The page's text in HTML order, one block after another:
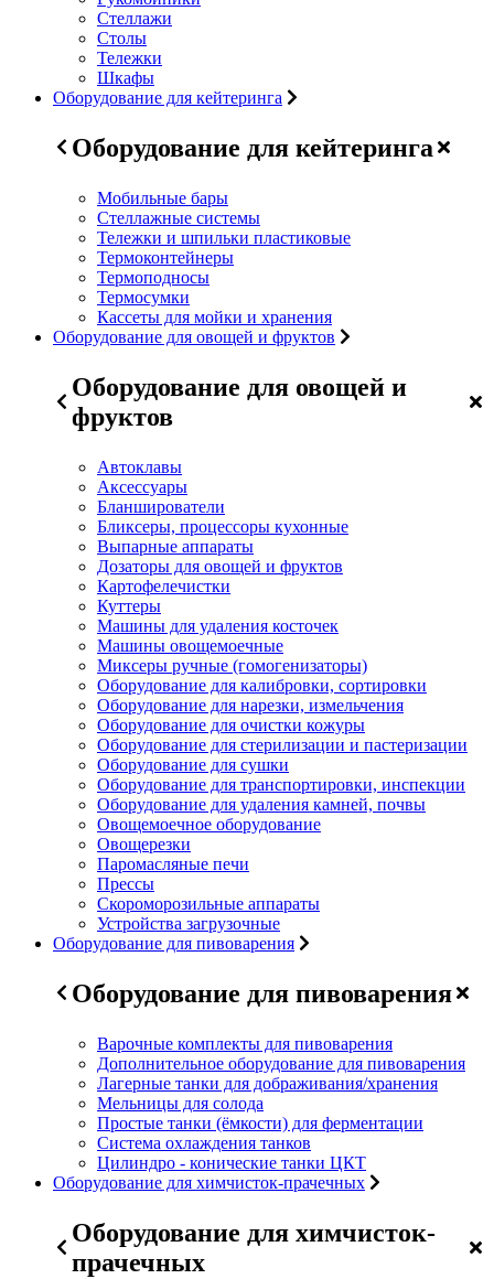
Стеллажи
Столы
Тележки
Шкафы
Оборудование для кейтеринга
Оборудование для кейтеринга
Мобильные бары
Стеллажные системы
Тележки и шпильки пластиковые
Термоконтейнеры
Термоподносы
Термосумки
Кассеты для мойки и хранения
Оборудование для овощей и фруктов
Оборудование для овощей и
фруктов
Автоклавы
Аксессуары
Бланширователи
Бликсеры, процессоры кухонные
Выпарные аппараты
Дозаторы для овощей и фруктов
Картофелечистки
Куттеры
Машины для удаления косточек
Машины овощемоечные
Миксеры ручные (гомогенизаторы)
Оборудование для калибровки, сортировки
Оборудование для нарезки, измельчения
Оборудование для очистки кожуры
Оборудование для стерилизации и пастеризации
Оборудование для сушки
Оборудование для транспортировки, инспекции
Оборудование для удаления камней, почвы
Овощемоечное оборудование
Овощерезки
Паромасляные печи
Прессы
Скороморозильные аппараты
Устройства загрузочные
Оборудование для пивоварения
Оборудование для пивоварения
Варочные комплекты для пивоварения
Дополнительное оборудование для пивоварения
Лагерные танки для дображивания/хранения
Мельницы для солода
Простые танки (ёмкости) для ферментации
Система охлаждения танков
Цилиндро - конические танки ЦКТ
Оборудование для химчисток-прачечных
Оборудование для химчисток-
прачечных